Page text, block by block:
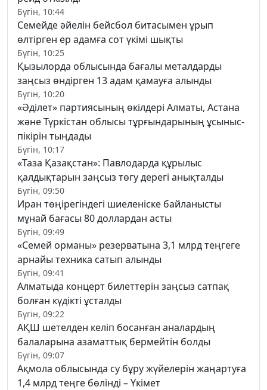
Бүгін, 10:44
Семейде әйелін бейсбол битасымен ұрып
өлтірген ер адамға сот үкімі шықты
Бүгін, 10:25
Қызылорда облысында бағалы металдарды
заңсыз өндірген 13 адам қамауға алынды
Бүгін, 10:20
«Әділет» партиясының өкілдері Алматы, Астана
және Түркістан облысы тұрғындарының ұсыныс-
пікірін тыңдады
Бүгін, 10:17
«Таза Қазақстан»: Павлодарда құрылыс
қалдықтарын заңсыз төгу дерегі анықталды
Бүгін, 09:50
Иран төңірегіндегі шиеленіске байланысты
мұнай бағасы 80 доллардан асты
Бүгін, 09:49
«Семей орманы» резерватына 3,1 млрд теңгеге
арнайы техника сатып алынды
Бүгін, 09:41
Алматыда концерт билеттерін заңсыз сатпақ
болған күдікті ұсталды
Бүгін, 09:22
АҚШ шетелден келіп босанған аналардың
балаларына азаматтық бермейтін болды
Бүгін, 09:07
Ақмола облысында су бұру жүйелерін жаңартуға
1,4 млрд теңге бөлінді – Үкімет